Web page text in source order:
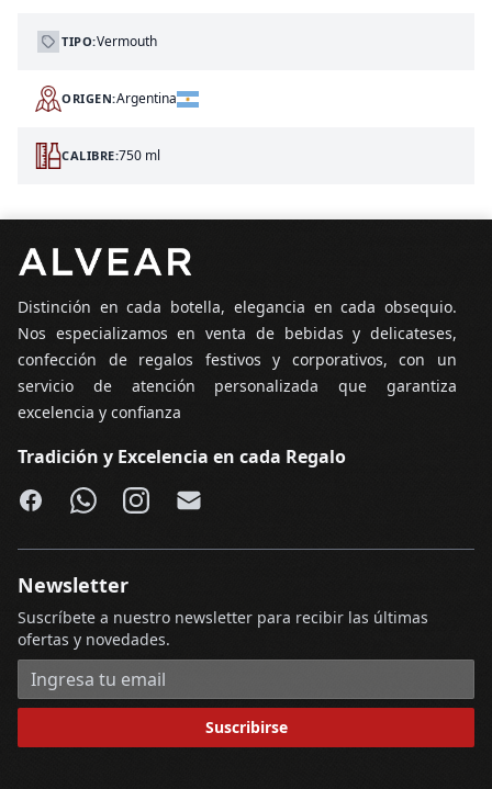
TIPO:Vermouth
ORIGEN:Argentina
CALIBRE:750 ml
Distinción en cada botella, elegancia en cada obsequio.
Nos especializamos en venta de bebidas y delicateses,
confección de regalos festivos y corporativos, con un
servicio de atención personalizada que garantiza
excelencia y confianza
Tradición y Excelencia en cada Regalo
Facebook
WhatsApp
Instagram
Email
Newsletter
Suscríbete a nuestro newsletter para recibir las últimas
ofertas y novedades.
Dirección de correo electrónico
Suscribirse